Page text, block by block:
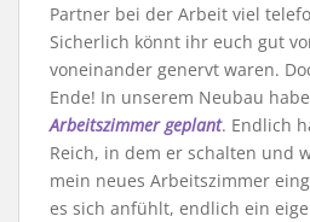
Partner bei der Arbeit viel
Sicherlich könnt ihr euch gut
voneinander genervt waren.
Ende! In unserem Neubau
Arbeitszimmer geplant. Endlich
Reich, in dem er schalten und
mein neues Arbeitszimmer
es sich anfühlt, endlich ein